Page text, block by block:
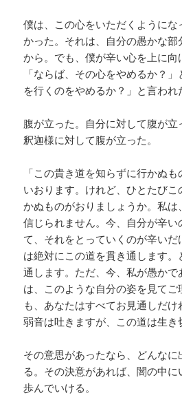
僕は、この心をいただくように
かった。それは、自分の愚かな部
から。でも、僕が辛い心を上に向
「ならば、その心をやめるか？
を行くのをやめるか？」と言われ
腹が立った。自分に対して腹が
釈迦様に対して腹が立った。
「この貴き道を知らずに行かぬ
いおります。けれど、ひとたび
かぬものがおりましょうか。私
信じられません。今、自分が辛
て、それをとっていくのが辛い
は絶対にこの道を貫き通します。
通します。ただ、今、私が愚かで
は、このような自分の姿を見てご
も、あなたはすべてお見通しだ
弱音は吐きますが、この道は生き
その意思があったなら、どんな
る。その決意があれば、闇の中
歩んでいける。